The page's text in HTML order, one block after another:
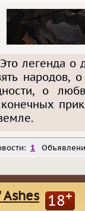
Это легенда о
народов,
о
1
18+